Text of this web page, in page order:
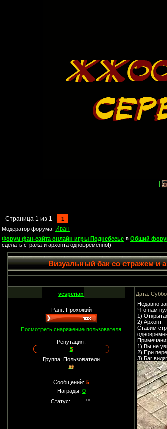
Страница 1 из 1
1
Модератор форума: Иван
Форум фан-сайта онлайн игры Поднебесье » Общий
сделать стража и архонта одновременно!)
Визуальный бак со стражем и
vesperian Дата:
Ранг: Прохожий
Посмотреть снаряжение пользователя
Репутация:
5
Группа: Пользователи
Сообщений:5
Награды: 0
Статус:
Недавно
Что нам
1)
2) Архонт.
Ставим
1) Вы не
2) При
3) Баг